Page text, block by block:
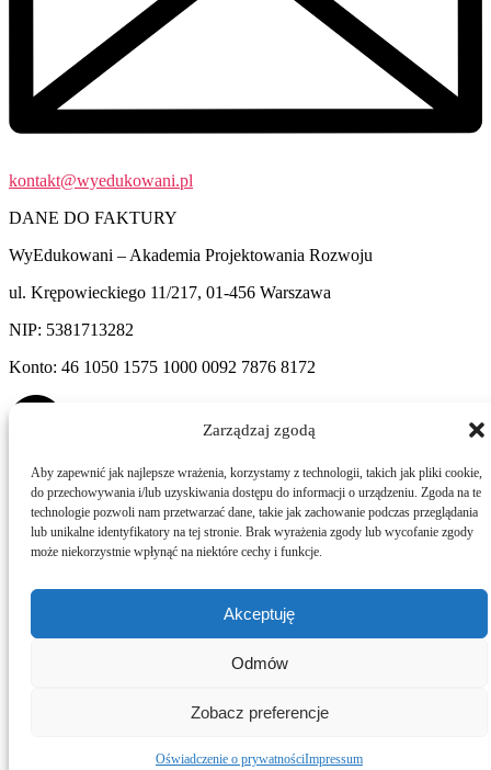
Zarządzaj zgodą
Aby zapewnić jak najlepsze wrażenia, korzystamy z technologii, takich jak pliki cookie,
do przechowywania i/lub uzyskiwania dostępu do informacji o urządzeniu. Zgoda na te
technologie pozwoli nam przetwarzać dane, takie jak zachowanie podczas przeglądania
lub unikalne identyfikatory na tej stronie. Brak wyrażenia zgody lub wycofanie zgody
może niekorzystnie wpłynąć na niektóre cechy i funkcje.
Akceptuję
Odmów
Zobacz preferencje
Oświadczenie o prywatnościImpressum
kontakt@wyedukowani.pl
DANE DO FAKTURY
WyEdukowani – Akademia Projektowania Rozwoju
ul. Krępowieckiego 11/217, 01-456 Warszawa
NIP: 5381713282
Konto: 46 1050 1575 1000 0092 7876 8172
LINKI
HARMONOGRAM SZKOLEŃ
AKREDYTACJA
REGULAMIN SZKOLEŃ
Copyright © 2020 wyedukowani.pl | Strona stworzona w ramach
projektuatwi.pl